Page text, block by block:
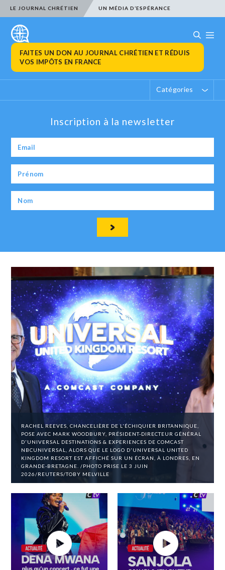
LE JOURNAL CHRÉTIEN UN MÉDIA D’ESPÉRANCE
FAITES UN DON AU JOURNAL CHRÉTIEN ET RÉDUIS
VOS IMPÔTS EN FRANCE
Catégories
Inscription à la newsletter
RACHEL REEVES, CHANCELIÈRE DE L'ÉCHIQUIER BRITANNIQUE,
POSE AVEC MARK WOODBURY, PRÉSIDENT-DIRECTEUR GÉNÉRAL
D'UNIVERSAL DESTINATIONS & EXPERIENCES DE COMCAST
NBCUNIVERSAL, ALORS QUE LE LOGO D'UNIVERSAL UNITED
KINGDOM RESORT EST AFFICHÉ SUR UN ÉCRAN, À LONDRES, EN
GRANDE-BRETAGNE. /PHOTO PRISE LE 3 JUIN
2026/REUTERS/TOBY MELVILLE